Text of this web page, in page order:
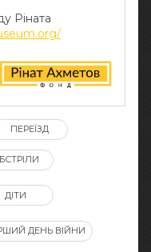
Ріната
ПЕРЕЇЗД
ДІТИ
ДЕНЬ ВІЙНИ